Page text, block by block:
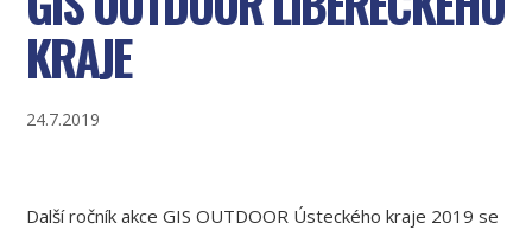
KRAJE
24.7.2019
Další ročník akce GIS OUTDOOR Ústeckého kraje 2019 se